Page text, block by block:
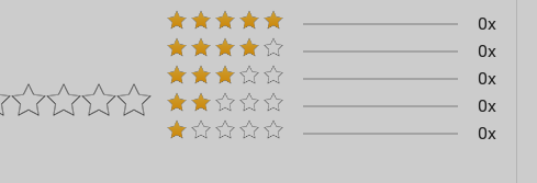
0x
0x
0x
0x
0x